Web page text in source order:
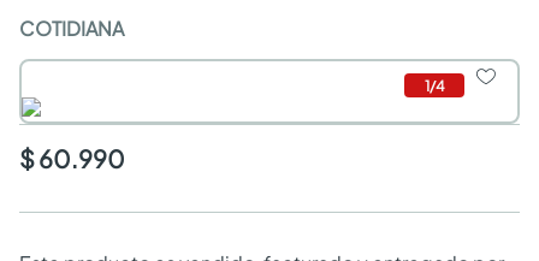
COTIDIANA
1/4
$ 60.990
comedores
armarios closet